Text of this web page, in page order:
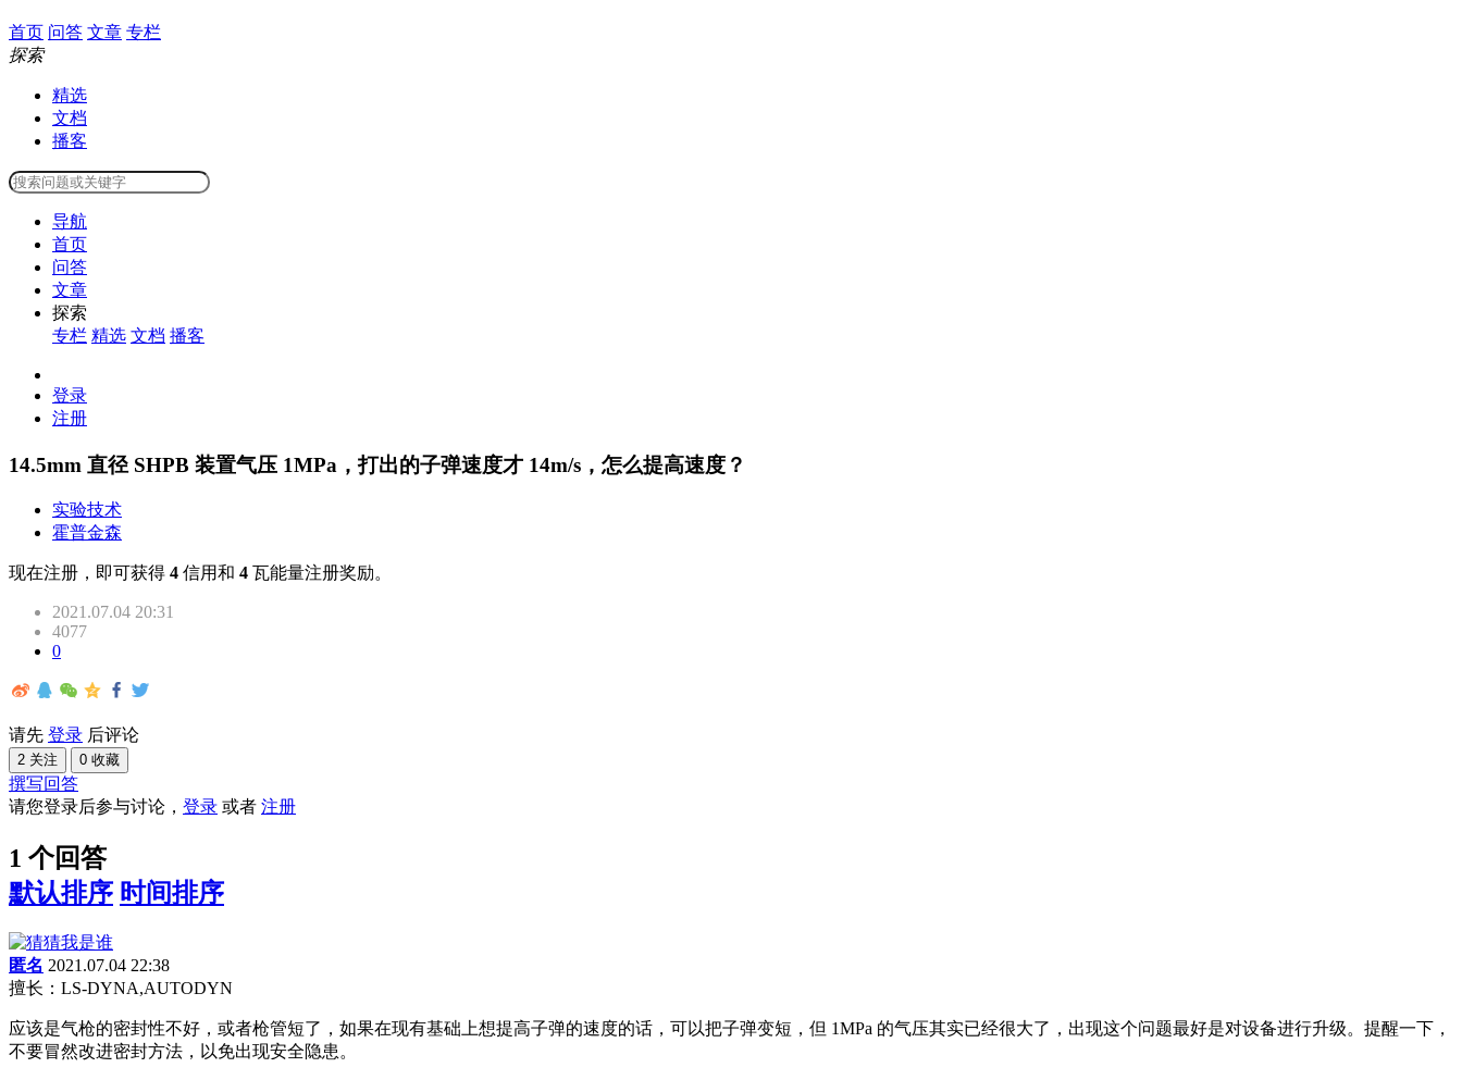
首页 问答 文章 专栏
探索
精选
文档
播客
导航
首页
问答
文章
探索
专栏 精选 文档 播客
登录
注册
14.5mm 直径 SHPB 装置气压 1MPa，打出的子弹速度才 14m/s，怎么提高速度？
实验技术
霍普金森
现在注册，即可获得 4 信用和 4 瓦能量注册奖励。
2021.07.04 20:31
4077
0
请先 登录 后评论
2 关注 0 收藏
撰写回答
请您登录后参与讨论， 登录 或者 注册
1 个回答
默认排序 时间排序
匿名 2021.07.04 22:38
擅长：LS-DYNA,AUTODYN
应该是气枪的密封性不好，或者枪管短了，如果在现有基础上想提高子弹的速度的话，可以把子弹变短，但 1MPa 的气压其实已经很大了，出现这个问题最好是对设备进行升级。提醒一下，
不要冒然改进密封方法，以免出现安全隐患。